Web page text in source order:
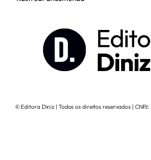
© Editora Diniz | Todos os direitos reservados |